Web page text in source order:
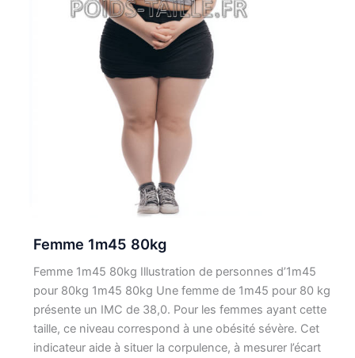
Femme 1m45 80kg
Femme 1m45 80kg Illustration de personnes d’1m45
pour 80kg 1m45 80kg Une femme de 1m45 pour 80 kg
présente un IMC de 38,0. Pour les femmes ayant cette
taille, ce niveau correspond à une obésité sévère. Cet
indicateur aide à situer la corpulence, à mesurer l’écart